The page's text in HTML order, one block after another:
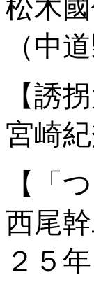
松木
（中
【誘
宮崎
【「
西尾
２５